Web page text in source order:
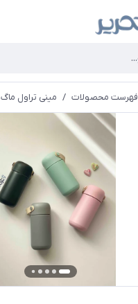
فهرست محصولات / مینی تراول ماگ 150 میل ENJOY اینجوی بند چرمی